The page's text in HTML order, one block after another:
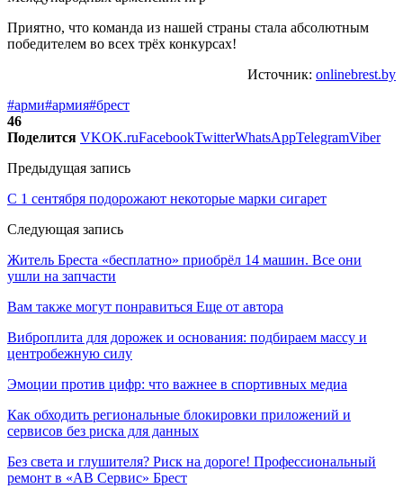
Приятно, что команда из нашей страны стала абсолютным
победителем во всех трёх конкурсах!
Источник: onlinebrest.by
#арми#армия#брест
46
Поделится VKOK.ruFacebookTwitterWhatsAppTelegramViber
Предыдущая запись
С 1 сентября подорожают некоторые марки сигарет
Следующая запись
Житель Бреста «бесплатно» приобрёл 14 машин. Все они
ушли на запчасти
Вам также могут понравиться Еще от автора
Виброплита для дорожек и основания: подбираем массу и
центробежную силу
Эмоции против цифр: что важнее в спортивных медиа
Как обходить региональные блокировки приложений и
сервисов без риска для данных
Без света и глушителя? Риск на дороге! Профессиональный
ремонт в «АВ Сервис» Брест